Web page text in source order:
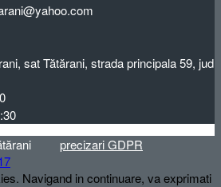
sat Tătărani, strada principala 59, jud
precizari GDPR
Navigand in continuare, va exprimati